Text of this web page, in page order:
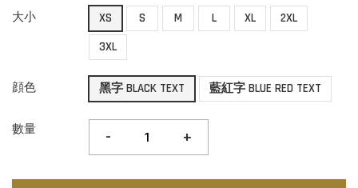
大小 XS S M L XL
2XL
3XL
顔色 黑字 BLACK TEXT 藍紅字 BLUE RED TEXT
數量 - +